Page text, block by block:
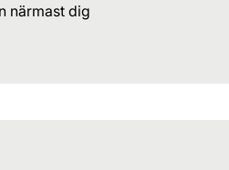
närmast dig